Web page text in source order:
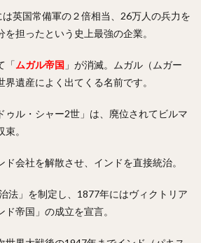
英国常備軍の２倍相当、26万人の兵力を
担ったという史上最強の企業。
「ムガル帝国 」が消滅。ムガル（ムガー
遺産によく出てくる名前です。
ゥル・シャー2世」は、廃位されてビルマ
。
会社を解散させ、インドを直接統治。
法」を制定し、 1877年にはヴィクトリア
帝国」の成立を宣言。